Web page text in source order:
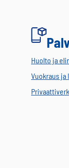
Huolto ja
Vuokraus ja